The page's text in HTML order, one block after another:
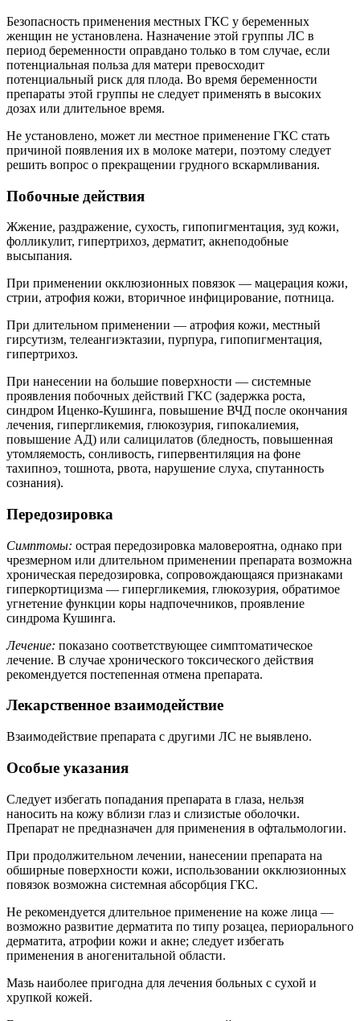
Безопасность применения местных ГКС у беременных
женщин не установлена. Назначение этой группы ЛС в
период беременности оправдано только в том случае, если
потенциальная польза для матери превосходит
потенциальный риск для плода. Во время беременности
препараты этой группы не следует применять в высоких
дозах или длительное время.
Не установлено, может ли местное применение ГКС стать
причиной появления их в молоке матери, поэтому следует
решить вопрос о прекращении грудного вскармливания.
Побочные действия
Жжение, раздражение, сухость, гипопигментация, зуд кожи,
фолликулит, гипертрихоз, дерматит, акнеподобные
высыпания.
При применении окклюзионных повязок — мацерация кожи,
стрии, атрофия кожи, вторичное инфицирование, потница.
При длительном применении — атрофия кожи, местный
гирсутизм, телеангиэктазии, пурпура, гипопигментация,
гипертрихоз.
При нанесении на большие поверхности — системные
проявления побочных действий ГКС (задержка роста,
синдром Иценко-Кушинга, повышение ВЧД после окончания
лечения, гипергликемия, глюкозурия, гипокалиемия,
повышение АД) или салицилатов (бледность, повышенная
утомляемость, сонливость, гипервентиляция на фоне
тахипноэ, тошнота, рвота, нарушение слуха, спутанность
сознания).
Передозировка
Симптомы: острая передозировка маловероятна, однако при
чрезмерном или длительном применении препарата возможна
хроническая передозировка, сопровождающаяся признаками
гиперкортицизма — гипергликемия, глюкозурия, обратимое
угнетение функции коры надпочечников, проявление
синдрома Кушинга.
Лечение: показано соответствующее симптоматическое
лечение. В случае хронического токсического действия
рекомендуется постепенная отмена препарата.
Лекарственное взаимодействие
Взаимодействие препарата с другими ЛС не выявлено.
Особые указания
Следует избегать попадания препарата в глаза, нельзя
наносить на кожу вблизи глаз и слизистые оболочки.
Препарат не предназначен для применения в офтальмологии.
При продолжительном лечении, нанесении препарата на
обширные поверхности кожи, использовании окклюзионных
повязок возможна системная абсорбция ГКС.
Не рекомендуется длительное применение на коже лица —
возможно развитие дерматита по типу розацеа, периорального
дерматита, атрофии кожи и акне; следует избегать
применения в аногенитальной области.
Мазь наиболее пригодна для лечения больных с сухой и
хрупкой кожей.